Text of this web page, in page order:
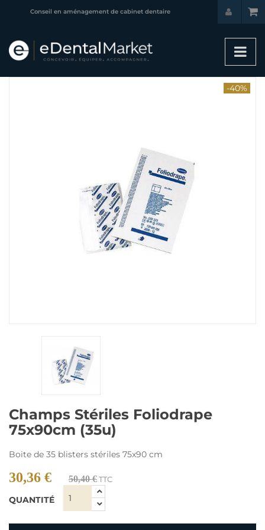
Conseil en aménagement de cabinet dentaire
-40%
Champs Stériles Foliodrape
75x90cm (35u)
Boite de 35 blisters stériles 75x90 cm
30,36 € 50,40 €TTC
QUANTITÉ